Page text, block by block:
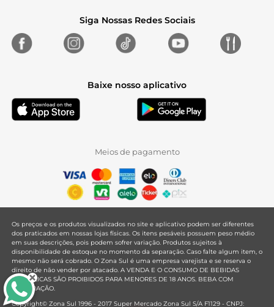
Siga Nossas Redes Sociais
Baixe nosso aplicativo
Meios de pagamento
Os preços e os produtos visualizados no site e aplicativo podem ser diferentes
dos praticados em nossas lojas físicas. Os itens pesáveis possuem peso médio
em suas descrições, pois podem sofrer variação. Produtos sujeitos à
disponibilidade de estoque no momento da separação. Caso falte algum item, o
mesmo não será cobrado. O Zona Sul é uma empresa varejista e se reserva o
direito de não vender por atacado. A VENDA E O CONSUMO DE BEBIDAS
ALCOÓLICAS SÃO PROIBIDOS PARA MENORES DE 18 ANOS. BEBA COM
MODERAÇÃO.
Copyright© Zona Sul 1996 - 2017 Super Mercado Zona Sul S/A F1129 - CNPJ: